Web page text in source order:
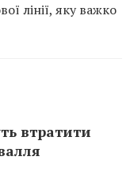
лінії, яку важко
втратити